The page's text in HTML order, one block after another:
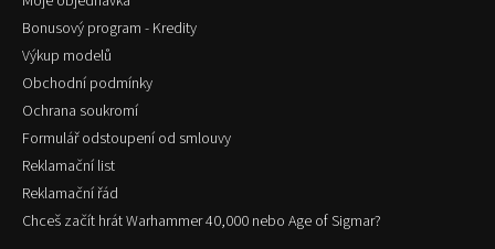
Bonusový program - Kredity
Výkup modelů
Obchodní podmínky
Ochrana soukromí
Formulář odstoupení od smlouvy
Reklamační list
Reklamační řád
Chceš začít hrát Warhammer 40,000 nebo Age of Sigmar?